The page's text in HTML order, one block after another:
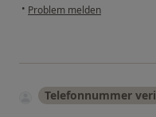
• Problem melden
Telefonnummer